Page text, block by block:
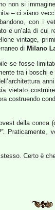
non si
– ci siano
con i
e un’ala di
vintage,
di Milano
se fosse
tra i boschi
vietato costruire
costruendo
della
. Praticamente,
Certo è